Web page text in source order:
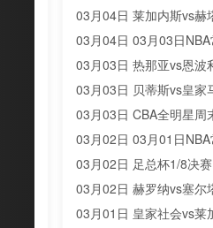
录像
03月04日 莱加内斯vs赫
03月04日 03月03日
像
03月03日 热那亚vs恩波
03月03日 贝蒂斯vs皇家
03月03日 CBA全明星周
篮大赛 全场录像
03月02日 03月01日
录像
03月02日 足总杯1/8决
像
03月02日 赫罗纳vs塞尔
03月01日 皇家社会vs莱